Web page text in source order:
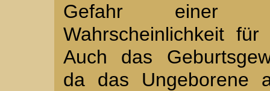
Gefahr einer
Wahrscheinlichkeit
Auch das
da das Ungeborene